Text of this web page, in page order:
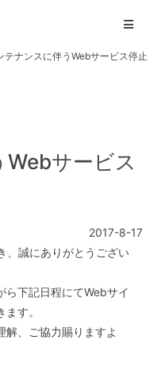
テナンスに伴うWebサービス停止
サービス
2017-8-17
、誠にありがとうござい
ら下記日程にてWebサイ
す。
解、ご協力賜りますよ